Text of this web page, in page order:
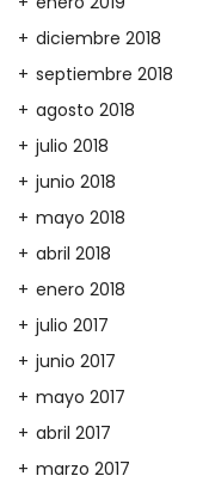
diciembre 2018
septiembre 2018
agosto 2018
julio 2018
junio 2018
mayo 2018
abril 2018
enero 2018
julio 2017
junio 2017
mayo 2017
abril 2017
marzo 2017